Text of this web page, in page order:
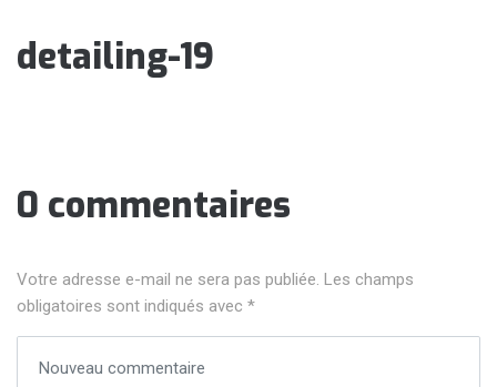
detailing-19
0 commentaires
Votre adresse e-mail ne sera pas publiée. Les champs
obligatoires sont indiqués avec *